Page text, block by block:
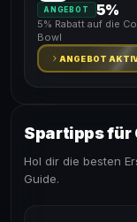
ANGEBOT 5%
5% Rabatt auf die
Bowl
ANGEBOT
Spartipps für
Hol dir die besten
Guide.